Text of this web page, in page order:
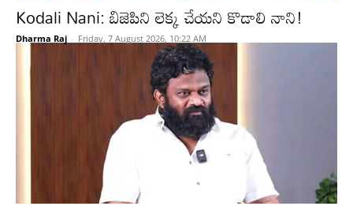
Kodali Nani: బిజెపిని లెక్క చేయని కొడాలి నాని!
Dharma Raj - Friday, 7 August 2026, 10:22 AM